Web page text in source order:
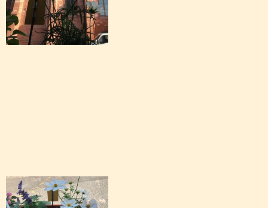
Archiv: Aktionen während des Schuljahres 2022/
Archiv: Aktionen während des Schuljahres 2021/